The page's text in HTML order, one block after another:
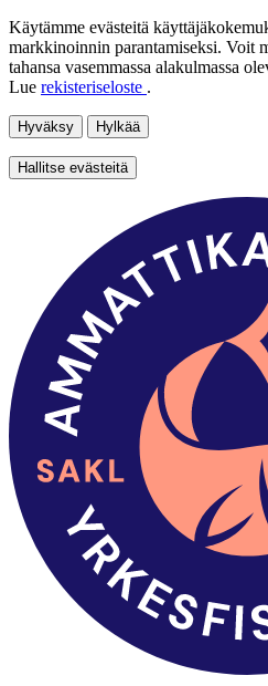
Käytämme evästeitä
markkinoinnin parantamiseksi. Voit
tahansa vasemmassa alakulmassa
Lue rekisteriseloste .
Hyväksy Hylkää
Hallitse evästeitä